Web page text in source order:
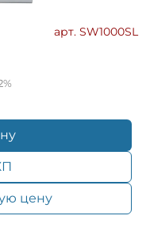
арт. SW1000SL
цену